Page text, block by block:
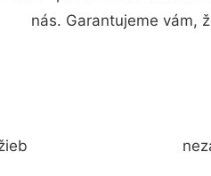
nás. Garantujeme vám,